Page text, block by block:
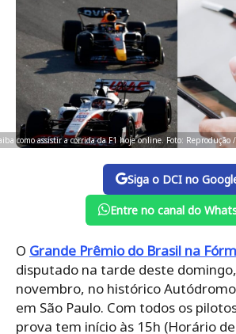
como assistir a corrida da F1 hoje online. Foto:
Siga o DCI no
Entre no canal do
O Grande Prêmio do Brasil na
disputado na tarde deste
novembro, no histórico
em São Paulo. Com todos os
prova tem início às 15h (Horário